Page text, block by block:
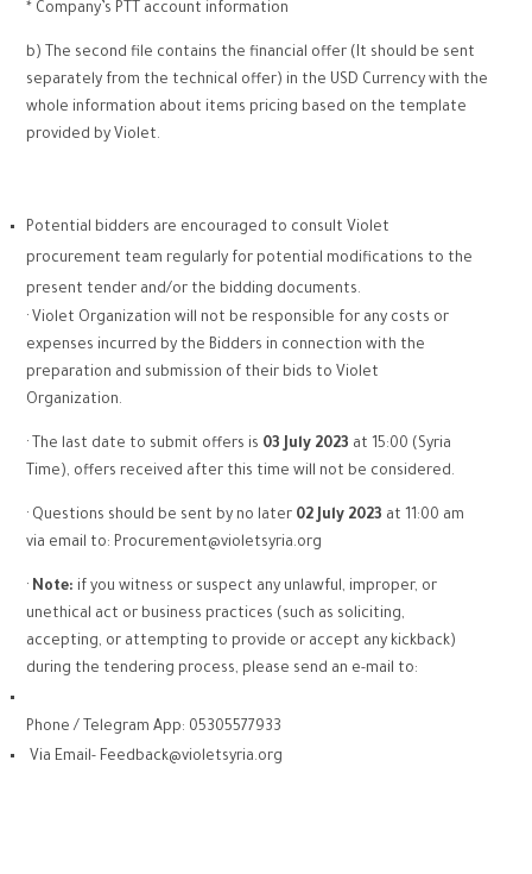
* Company’s PTT account information
b) The second file contains the financial offer (It should be sent
separately from the technical offer) in the USD Currency with the
whole information about items pricing based on the template
provided by Violet.
Potential bidders are encouraged to consult Violet
procurement team regularly for potential modifications to the
present tender and/or the bidding documents.
· Violet Organization will not be responsible for any costs or
expenses incurred by the Bidders in connection with the
preparation and submission of their bids to Violet
Organization.
· The last date to submit offers is 03 July 2023 at 15:00 (Syria
Time), offers received after this time will not be considered.
· Questions should be sent by no later 02 July 2023 at 11:00 am
via email to: Procurement@violetsyria.org
· Note: if you witness or suspect any unlawful, improper, or
unethical act or business practices (such as soliciting,
accepting, or attempting to provide or accept any kickback)
during the tendering process, please send an e-mail to:
Phone / Telegram App: 05305577933
Via Email- Feedback@violetsyria.org